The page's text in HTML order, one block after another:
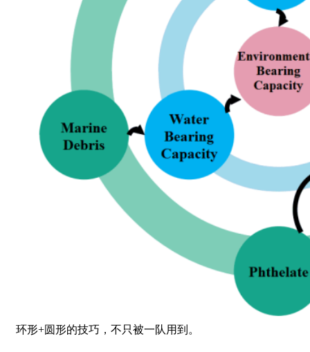
环形+圆形的技巧，不只被一队用到。